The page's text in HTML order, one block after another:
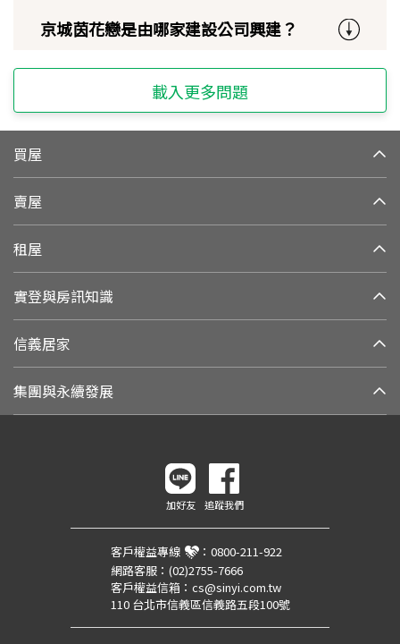
京城茵花戀是由哪家建設公司興建？
載入更多問題
買屋
賣屋
租屋
實登與房訊知識
信義居家
集團與永續發展
加好友 追蹤我們
客戶權益專線 ： 0800-211-922
網路客服： (02)2755-7666
客戶權益信箱： cs@sinyi.com.tw
110 台北市信義區信義路五段100號